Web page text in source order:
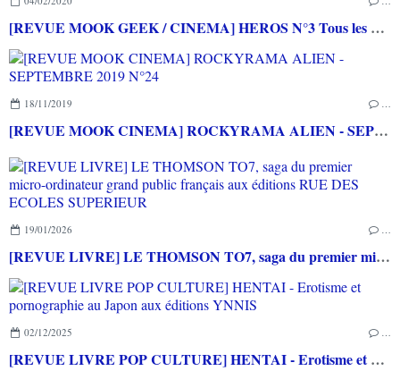
[REVUE MOOK GEEK / CINEMA] HEROS N°3 Tous les visages du JOKER aux éditions YNNIS
18/11/2019 …
[REVUE MOOK CINEMA] ROCKYRAMA ALIEN - SEPTEMBRE 2019 N°24
19/01/2026 …
[REVUE LIVRE] LE THOMSON TO7, saga du premier micro-ordinateur grand public français aux éditions RUE DES ECOLES SUPERIEUR
02/12/2025 …
[REVUE LIVRE POP CULTURE] HENTAI - Erotisme et pornographie au Japon aux éditions YNNIS